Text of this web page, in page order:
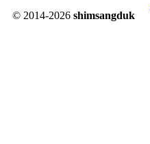
© 2014-2026 shimsangduk